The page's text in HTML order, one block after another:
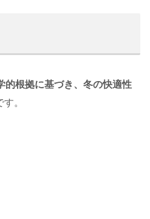
的根拠に基づき、冬の快適性
す。